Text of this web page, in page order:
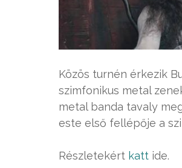
Közös turnén érkezik
szimfonikus metal
metal banda tavaly
este első fellépője a
Részletekért katt ide.